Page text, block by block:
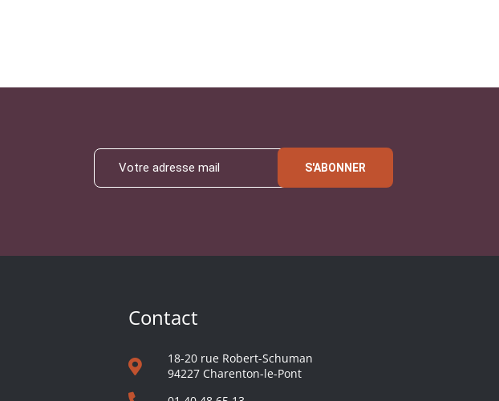
S'ABONNER
Contact
18-20 rue Robert-Schuman
94227 Charenton-le-Pont